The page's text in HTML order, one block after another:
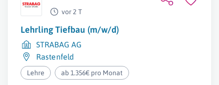
vor 2 T
Lehrling Tiefbau (m/w/d)
STRABAG AG
Rastenfeld
Lehre ab 1.356€ pro Monat